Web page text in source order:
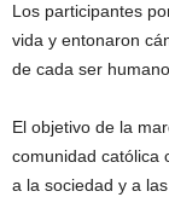
Los participantes
vida y entonaron
de cada ser
El objetivo de la
comunidad católica
a la sociedad y a